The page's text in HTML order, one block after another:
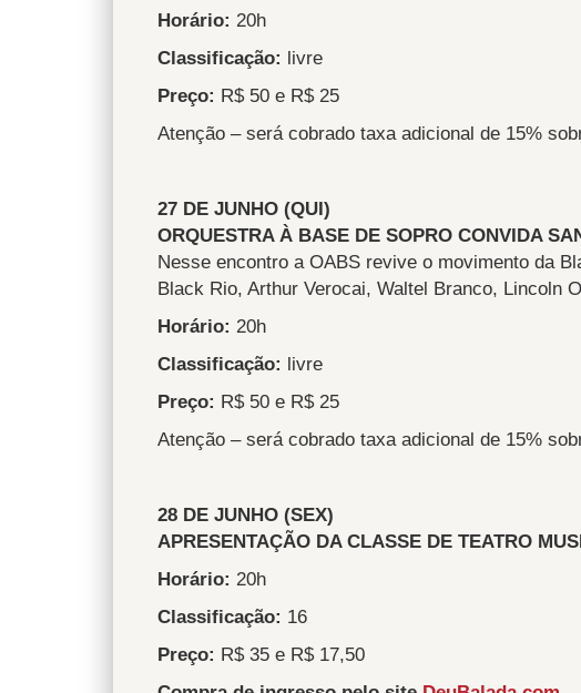
Horário: 20h
Classificação: livre
Preço: R$ 50 e R$ 25
Atenção – será cobrado taxa adicional de 15%
27 DE JUNHO (QUI)
ORQUESTRA À BASE DE SOPRO CONVIDA
Nesse encontro a OABS revive o movimento da
Black Rio, Arthur Verocai, Waltel Branco, Lincoln
Horário: 20h
Classificação: livre
Preço: R$ 50 e R$ 25
Atenção – será cobrado taxa adicional de 15%
28 DE JUNHO (SEX)
APRESENTAÇÃO DA CLASSE DE TEATRO
Horário: 20h
Classificação: 16
Preço: R$ 35 e R$ 17,50